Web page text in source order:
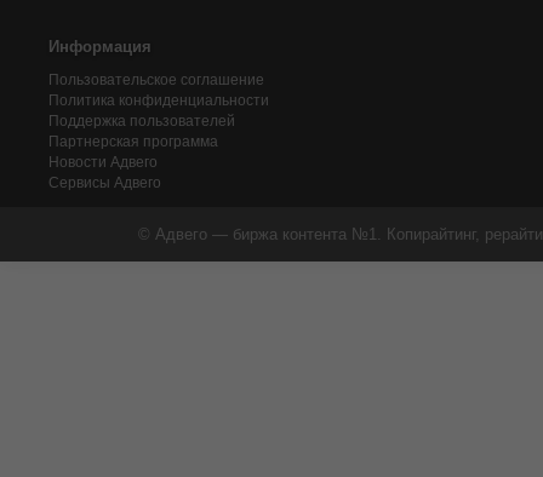
Информация
Пользовательское соглашение
Политика конфиденциальности
Поддержка пользователей
Партнерская программа
Новости Адвего
Сервисы Адвего
© Адвего — биржа контента №1. Копирайтинг,